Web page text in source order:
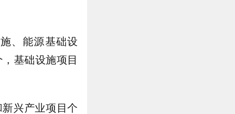
、能源基础设
基础设施项目
兴产业项目个